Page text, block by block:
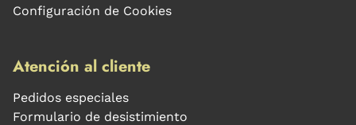
Configuración de Cookies
Atención al cliente
Pedidos especiales
Formulario de desistimiento